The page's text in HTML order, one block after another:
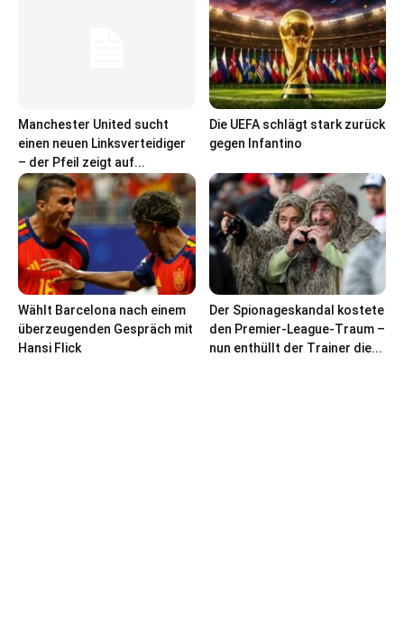
Manchester United sucht
einen neuen Linksverteidiger
– der Pfeil zeigt auf...
Die UEFA schlägt stark zurück
gegen Infantino
Wählt Barcelona nach einem
überzeugenden Gespräch mit
Hansi Flick
Der Spionageskandal kostete
den Premier-League-Traum –
nun enthüllt der Trainer die...